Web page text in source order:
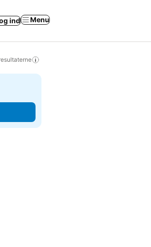
ind Menu